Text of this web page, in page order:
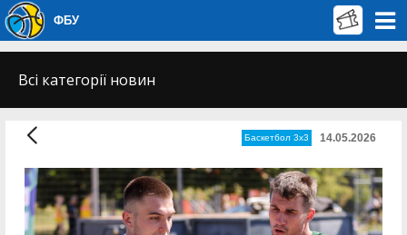
ФБУ
Всі категорії новин
Баскетбол 3х3 14.05.2026